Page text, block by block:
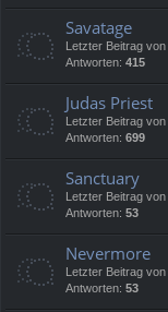
Savatage
Letzter Beitrag von
Antworten: 415
Judas Priest
Letzter Beitrag von
Antworten: 699
Sanctuary
Letzter Beitrag von
Antworten: 53
Nevermore
Letzter Beitrag von
Antworten: 53